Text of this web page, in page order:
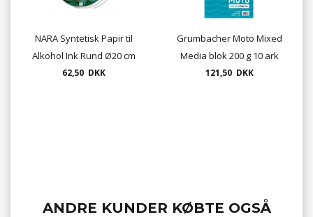
NARA Syntetisk Papir til
Alkohol Ink Rund Ø20 cm
200g 275mic 10 ark
62,50 DKK
Grumbacher Moto Mixed
Media blok 200 g 10 ark
format 22,9 x 30,5 cm
121,50 DKK
ANDRE KUNDER KØBTE OGSÅ